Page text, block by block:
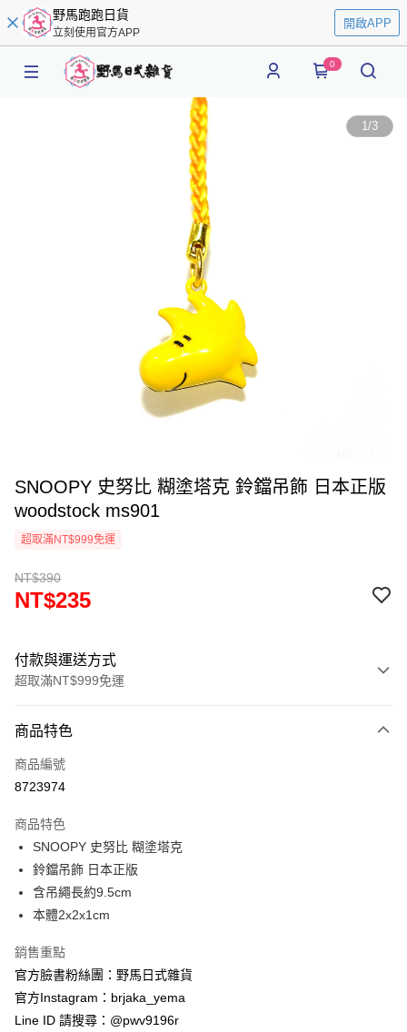
野馬跑跑日貨
立刻使用官方APP
開啟APP
0
1/3
SNOOPY 史努比 糊塗塔克 鈴鐺吊飾 日本正版
woodstock ms901
超取滿NT$999免運
NT$390
NT$235
付款與運送方式
超取滿NT$999免運
信用卡一次付款
信用卡分期付款
合作金庫商業銀行
華南商業銀行
上海商業儲蓄銀行
國泰世華商業銀行
臺灣中小企業銀行
聯邦商業銀行
元大商業銀行
台新國際商業銀行
台灣樂天信用卡公司
LINE Pay
Apple Pay
悠遊付
Google Pay
商品特色
商品編號
8723974
商品特色
SNOOPY 史努比 糊塗塔克
鈴鐺吊飾 日本正版
含吊繩長約9.5cm
本體2x2x1cm
銷售重點
官方臉書粉絲團：野馬日式雜貨
官方Instagram：brjaka_yema
Line ID 請搜尋：@pwv9196r